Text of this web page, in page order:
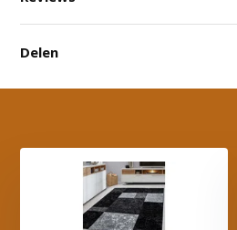
Delen